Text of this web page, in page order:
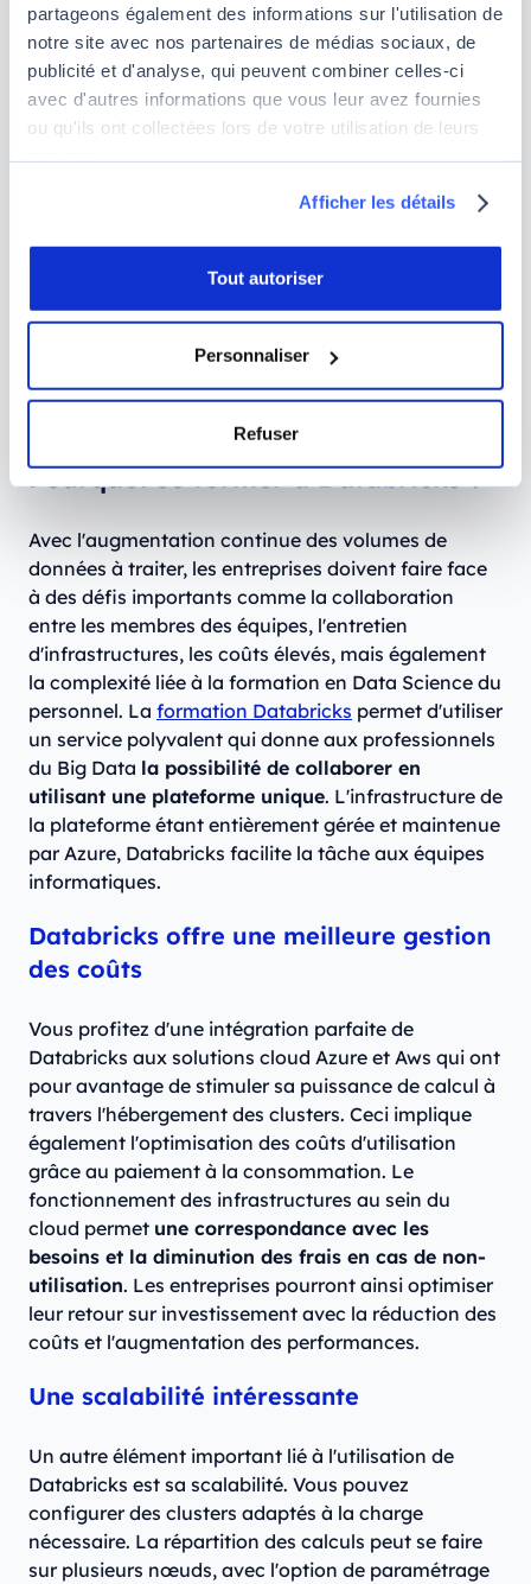
partageons également des informations sur l'utilisation de
notre site avec nos partenaires de médias sociaux, de
publicité et d'analyse, qui peuvent combiner celles-ci
avec d'autres informations que vous leur avez fournies
ou qu'ils ont collectées lors de votre utilisation de leurs
Afficher les détails
Tout autoriser
Personnaliser
Refuser
Hotels.com ou encore Viacom.La firme a
également été financée par plusieurs sociétés de
renomcomme Andreessen Horowitz, Microsoft,
Amazon Web Service, CapitalG, entre autres.
Illustration des enjeux de Databricks
Pourquoi se former à Databricks ?
Avec l'augmentation continue des volumes de
données à traiter, les entreprises doivent faire face
à des défis importants comme la collaboration
entre les membres des équipes, l'entretien
d'infrastructures, les coûts élevés, mais également
la complexité liée à la formation en Data Science du
personnel. La formation Databricks permet d'utiliser
un service polyvalent qui donne aux professionnels
du Big Data la possibilité de collaborer en
utilisant une plateforme unique. L'infrastructure de
la plateforme étant entièrement gérée et maintenue
par Azure, Databricks facilite la tâche aux équipes
informatiques.
Databricks offre une meilleure gestion
des coûts
Vous profitez d'une intégration parfaite de
Databricks aux solutions cloud Azure et Aws qui ont
pour avantage de stimuler sa puissance de calcul à
travers l'hébergement des clusters. Ceci implique
également l'optimisation des coûts d'utilisation
grâce au paiement à la consommation. Le
fonctionnement des infrastructures au sein du
cloud permet une correspondance avec les
besoins et la diminution des frais en cas de non-
utilisation. Les entreprises pourront ainsi optimiser
leur retour sur investissement avec la réduction des
coûts et l'augmentation des performances.
Une scalabilité intéressante
Un autre élément important lié à l'utilisation de
Databricks est sa scalabilité. Vous pouvez
configurer des clusters adaptés à la charge
nécessaire. La répartition des calculs peut se faire
sur plusieurs nœuds, avec l'option de paramétrage